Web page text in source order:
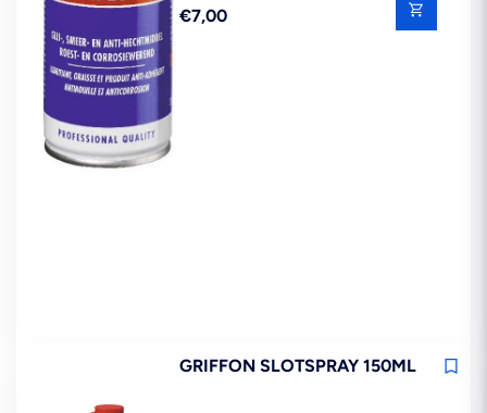
Reguliere
€7,00
GRIFFON SLOTSPRAY 150ML